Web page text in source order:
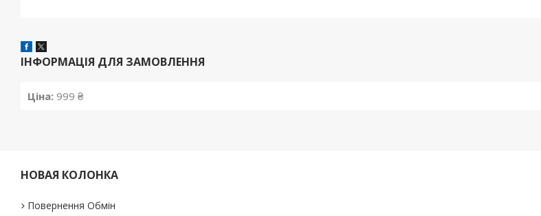
ІНФОРМАЦІЯ ДЛЯ ЗАМОВЛЕННЯ
Ціна: 999 ₴
НОВАЯ КОЛОНКА
Повернення Обмін